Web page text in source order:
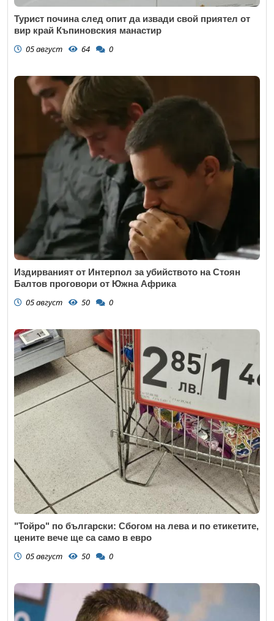
Турист почина след опит да извади свой приятел от
вир край Къпиновския манастир
05 август 64 0
Издирваният от Интерпол за убийството на Стоян
Балтов проговори от Южна Африка
05 август 50 0
"Тойро" по български: Сбогом на лева и по етикетите,
цените вече ще са само в евро
05 август 50 0